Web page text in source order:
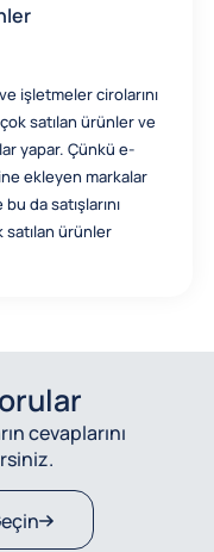
işletmeler cirolarını
satılan ürünler ve
yapar. Çünkü e-
ekleyen markalar
da satışlarını
satılan ürünler
cevaplarını